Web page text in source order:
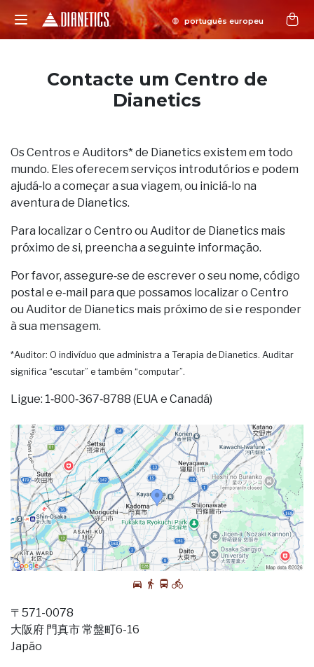
Contacte um Centro de
Dianetics
Os Centros e Auditors* de Dianetics existem em todo
mundo. Eles oferecem serviços introdutórios e podem
ajudá‑lo a começar a sua viagem, ou iniciá‑lo na
aventura de Dianetics.
Para localizar o Centro ou Auditor de Dianetics mais
próximo de si, preencha a seguinte informação.
Por favor, assegure‑se de escrever o seu nome, código
postal e e‑mail para que possamos localizar o Centro
ou Auditor de Dianetics mais próximo de si e responder
à sua mensagem.
*Auditor: O indivíduo que administra a Terapia de Dianetics. Auditar
significa “escutar” e também “computar”.
Ligue: 1‑800‑367‑8788 (EUA e Canadá)
〒571-0078
大阪府 門真市 常盤町6-16
Japão